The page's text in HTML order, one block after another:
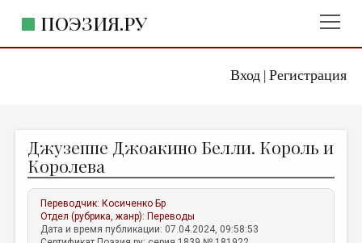
Вход| Регистрация
ПОЭЗИЯ.РУ
ЖАНРЫ
АВТОРЫ
КОММЕНТАРИИ
Джузеппе Джоакино Белли. Король и
Королева
Переводчик: Косиченко Бр
Отдел (рубрика, жанр): Переводы
Дата и время публикации: 07.04.2024, 09:58:53